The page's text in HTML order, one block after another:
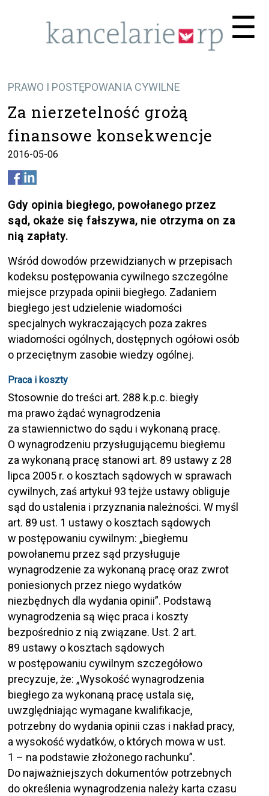
☰
PRAWO I POSTĘPOWANIA CYWILNE
Za nierzetelność grożą
finansowe konsekwencje
2016-05-06
Gdy opinia biegłego, powołanego przez
sąd, okaże się fałszywa, nie otrzyma on za
nią zapłaty.
Wśród dowodów przewidzianych w przepisach
kodeksu postępowania cywilnego szczególne
miejsce przypada opinii biegłego. Zadaniem
biegłego jest udzielenie wiadomości
specjalnych wykraczających poza zakres
wiadomości ogólnych, dostępnych ogółowi osób
o przeciętnym zasobie wiedzy ogólnej.
Praca i koszty
Stosownie do treści art. 288 k.p.c. biegły
ma prawo żądać wynagrodzenia
za stawiennictwo do sądu i wykonaną pracę.
O wynagrodzeniu przysługującemu biegłemu
za wykonaną pracę stanowi art. 89 ustawy z 28
lipca 2005 r. o kosztach sądowych w sprawach
cywilnych, zaś artykuł 93 tejże ustawy obliguje
sąd do ustalenia i przyznania należności. W myśl
art. 89 ust. 1 ustawy o kosztach sądowych
w postępowaniu cywilnym: „biegłemu
powołanemu przez sąd przysługuje
wynagrodzenie za wykonaną pracę oraz zwrot
poniesionych przez niego wydatków
niezbędnych dla wydania opinii”. Podstawą
wynagrodzenia są więc praca i koszty
bezpośrednio z nią związane. Ust. 2 art.
89 ustawy o kosztach sądowych
w postępowaniu cywilnym szczegółowo
precyzuje, że: „Wysokość wynagrodzenia
biegłego za wykonaną pracę ustala się,
uwzględniając wymagane kwalifikacje,
potrzebny do wydania opinii czas i nakład pracy,
a wysokość wydatków, o których mowa w ust.
1 – na podstawie złożonego rachunku”.
Do najważniejszych dokumentów potrzebnych
do określenia wynagrodzenia należy karta czasu